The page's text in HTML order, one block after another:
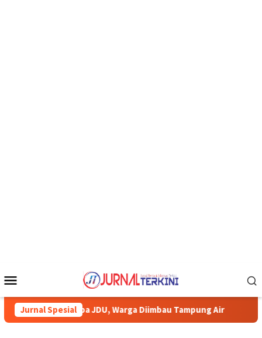
Mobile
Jurnal Spesial
Warga Diimbau Tampung Air Pemkab Karimun minta